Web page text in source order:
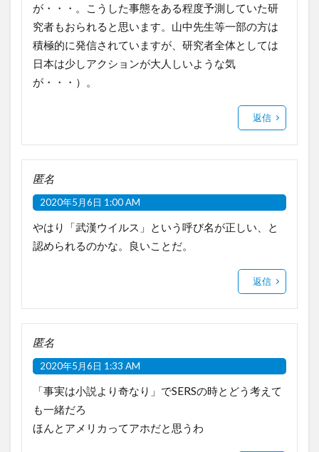
が・・・。こうした事態をある程度予測していた研
究者もおられると思います。山中先生等一部の方は
積極的に発信されていますが、研究者全体としては
日本は少しアクションが大人しいような気
が・・・）。
返信
匿名
2020年5月6日 1:00 AM
やはり「武漢ウイルス」という呼び名が正しい、と
認められるのかな。良いことだ。
返信
匿名
2020年5月6日 1:33 AM
「事実は小説より奇なり」でSERSの時とどう考えて
も一緒だろ
ほんとアメリカってアホだと思うわ